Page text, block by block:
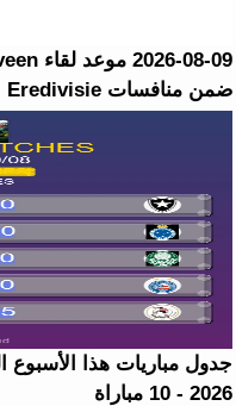
ضمن منافسات Eredivisie
2026 - 10 مباراة